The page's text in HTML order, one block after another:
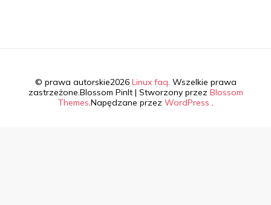
© prawa autorskie2026 Linux faq. Wszelkie prawa
zastrzeżone.Blossom PinIt | Stworzony przez Blossom
Themes.Napędzane przez WordPress .